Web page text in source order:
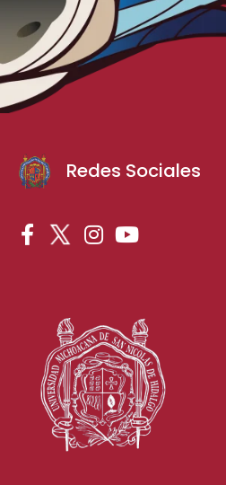
Redes Sociales